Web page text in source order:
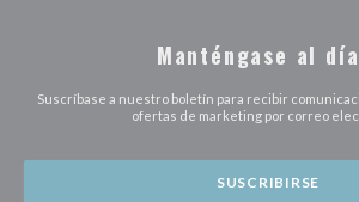
Manténgase al día
Suscríbase a nuestro boletín para recibir
ofertas de marketing por correo
SUSCRIBIRSE